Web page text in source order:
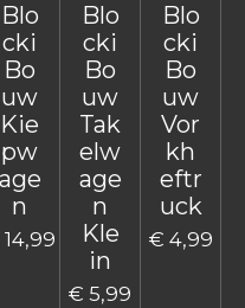
Blo
cki
Bo
uw
Kie
pw
age
n
Blo
cki
Bo
uw
Tak
elw
age
n
Kle
in
€ 5,99
Blo
cki
Bo
uw
Vor
kh
eftr
uck
€ 4,99